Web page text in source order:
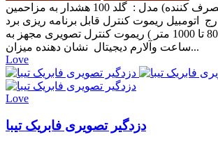
چیر کار-(برای مصرف کننده) مدل : گلد 100 هشدار به مزاحمین
اتومبیل ریموت کنترل قابل برنامه ریزی برد
بسیاربالا ( حدود 800 تا 1000 متر ) ریموت کنترل تصویری مجهز به
ساعت وآلارم دیجیتال نشان دهنده میزان...
Love
Love
دزدگیر تصویری فابریک تیبا